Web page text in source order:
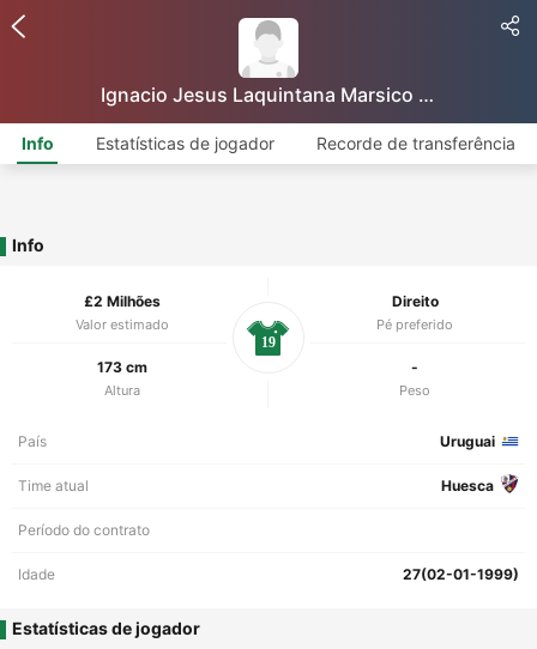
Ignacio Jesus Laquintana Marsico Laquintana
Info Estatísticas de jogador Recorde de transferência
Info
£2 Milhões
Valor estimado
Direito
Pé preferido
173 cm
Altura
-
Peso
19
País Uruguai
Time atual Huesca
Período do contrato
Idade 27(02-01-1999)
Estatísticas de jogador